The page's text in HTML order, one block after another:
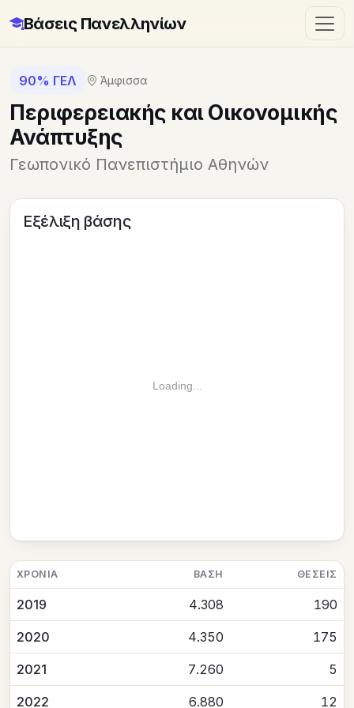
Βάσεις Πανελληνίων
90% ΓΕΛ Άμφισσα
Περιφερειακής και Οικονομικής
Ανάπτυξης
Γεωπονικό Πανεπιστήμιο Αθηνών
Εξέλιξη βάσης
Loading...
ΧΡΟΝΙΆ ΒΆΣΗ ΘΈΣΕΙΣ
2019 4.308 190
2020 4.350 175
2021 7.260 5
2022 6.880 12